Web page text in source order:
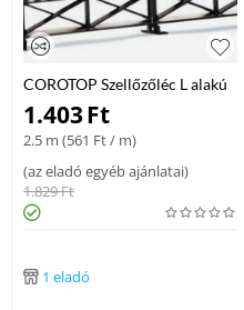
COROTOP Szellőzőléc L alakú
fekete 2,5m/db
1.403Ft
2.5 m (561 Ft/ m)
(az eladó egyéb ajánlatai)
1.829Ft
1 eladó